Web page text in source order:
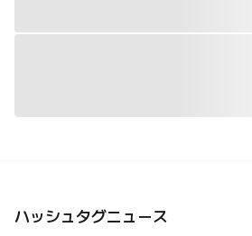
ハッシュタグニュース